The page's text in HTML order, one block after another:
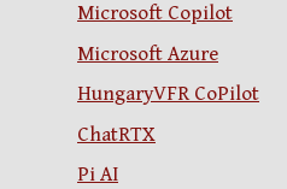
Microsoft Copilot
Microsoft Azure
HungaryVFR CoPilot
ChatRTX
Pi AI